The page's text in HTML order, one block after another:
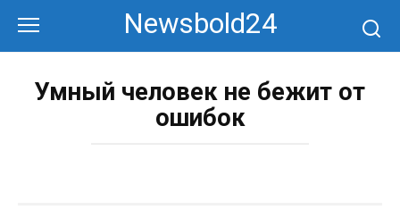
контенту
Newsbold24
Умный человек не бежит от
ошибок